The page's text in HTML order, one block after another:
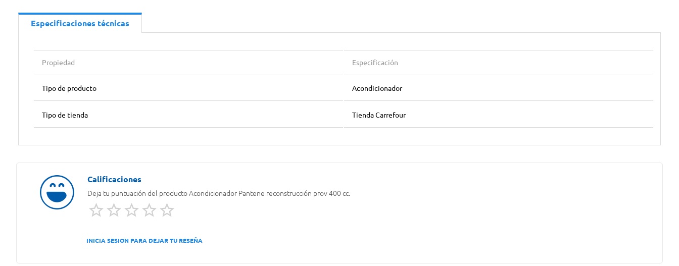
Especificaciones técnicas
Propiedad Especificación
Tipo de producto Acondicionador
Tipo de tienda Tienda Carrefour
Deja tu puntuación del productoAcondicionador Pantene reconstrucción prov 400 cc.
INICIA SESION PARA DEJAR TU RESEÑA